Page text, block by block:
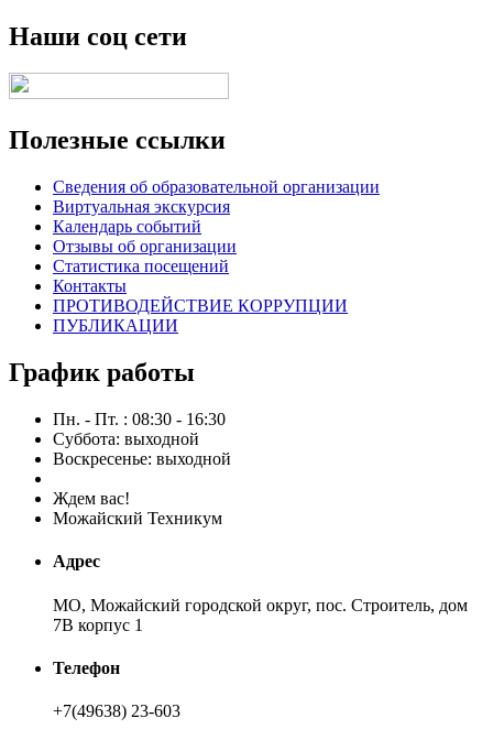
Наши соц сети
Полезные ссылки
Сведения об образовательной организации
Виртуальная экскурсия
Календарь событий
Отзывы об организации
Статистика посещений
Контакты
ПРОТИВОДЕЙСТВИЕ КОРРУПЦИИ
ПУБЛИКАЦИИ
График работы
Пн. - Пт. : 08:30 - 16:30
Суббота: выходной
Воскресенье: выходной
Ждем вас!
Можайский Техникум
Адрес
МО, Можайский городской округ, пос. Строитель, дом
7В корпус 1
Телефон
+7(49638) 23-603